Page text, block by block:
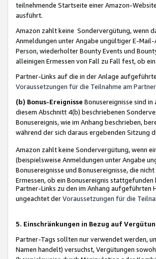
teilnehmende Startseite einer Amazon-
ausführt.
Amazon zahlt keine Sondervergütung, wenn
Anmeldungen unter Angabe ungültiger E-
Person, wiederholter Bounty Events und
alleinigen Ermessen von Fall zu Fall fest, ob
Partner-Links auf die in der Anlage
Voraussetzungen für die Teilnahme am
(b) Bonus-Ereignisse Bonusereignisse sind
diesem Abschnitt 4(b) beschriebenen
Bonusereignis, wie im Anhang beschrieben,
während der sich daraus ergebenden Sitzung
Amazon zahlt keine Sondervergütung, wenn
(beispielsweise Anmeldungen unter Angabe
Bonusereignisse und Bonusereignisse, die
Ermessen, ob ein Bonusereignis
Partner-Links zu den im Anhang aufgeführten
ungeachtet derVoraussetzungen für die
5. Einschränkungen in Bezug auf
Partner-Tags sollten nur verwendet werden,
Namen handelt) versuchst, Vergütungen